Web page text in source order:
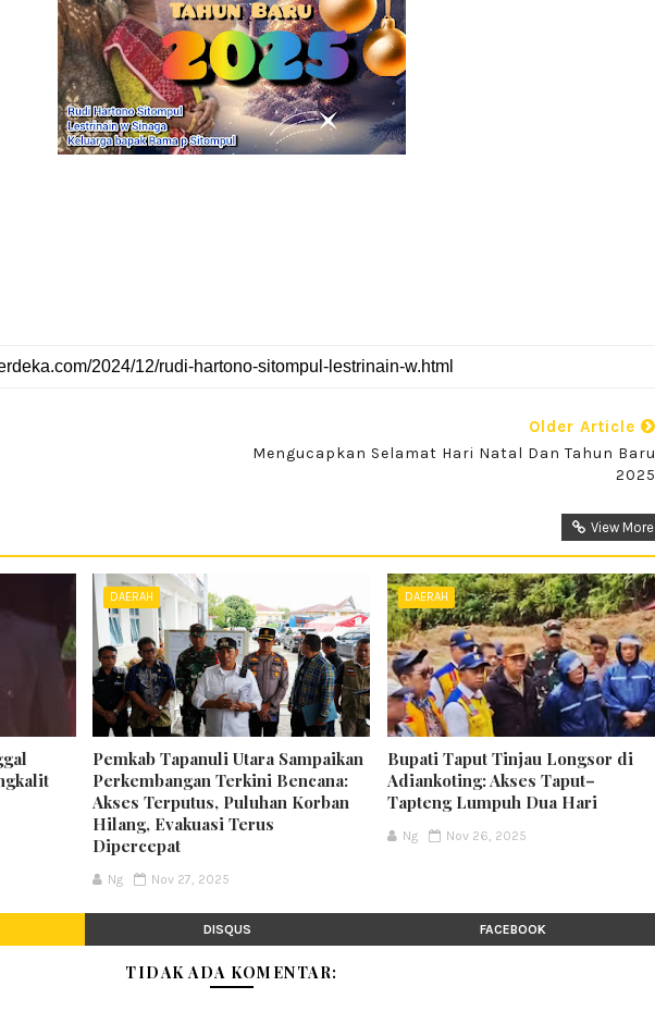
Older Article
Mengucapkan Selamat Hari Natal Dan Tahun Baru
2025
View More
DAERAH
Pemkab Tapanuli Utara Sampaikan
Perkembangan Terkini Bencana:
Akses Terputus, Puluhan Korban
Hilang, Evakuasi Terus
Dipercepat
Ng Nov 27, 2025
DAERAH
Bupati Taput Tinjau Longsor di
Adiankoting: Akses Taput–
Tapteng Lumpuh Dua Hari
Ng Nov 26, 2025
DISQUS FACEBOOK
TIDAK ADA KOMENTAR: